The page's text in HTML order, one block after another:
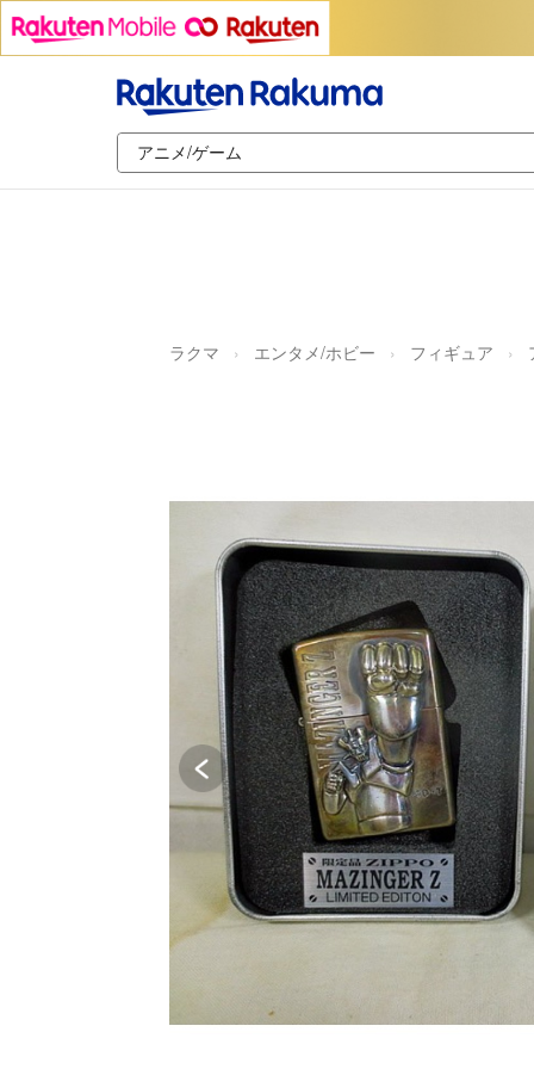
ラクマ エンタメ/ホビー フィギュア